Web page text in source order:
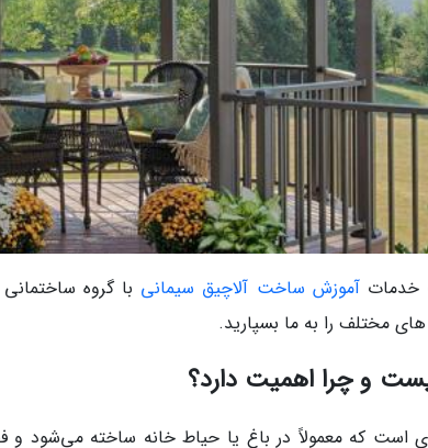
خدماتآموزش ساخت آلاچیق سیمانی با گروه
مختلف را به ما بسپارید.
و چرا اهمیت دارد؟
است که معمولاً در باغ یا حیاط خانه ساخته